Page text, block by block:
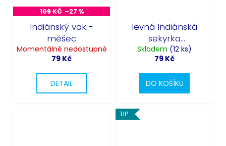
109 KČ –27 %
Indiánský vak -
měšec
Momentálně nedostupné
79 Kč
DETAIL
levná Indiánská
sekyrka
Tomahawk
Skladem (12 ks)
79 Kč
DO KOŠÍKU
TIP